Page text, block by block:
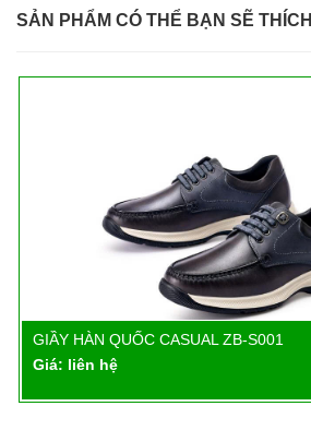
SẢN PHẨM CÓ THỂ BẠN SẼ THÍCH
Chi tiết
GIẦY HÀN QUỐC CASUAL ZB-S001
Giá: liên hệ